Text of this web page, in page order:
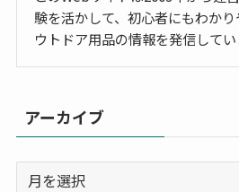
験を活かして、初心者にもわか
ウトドア用品の情報を発信してい
アーカイブ